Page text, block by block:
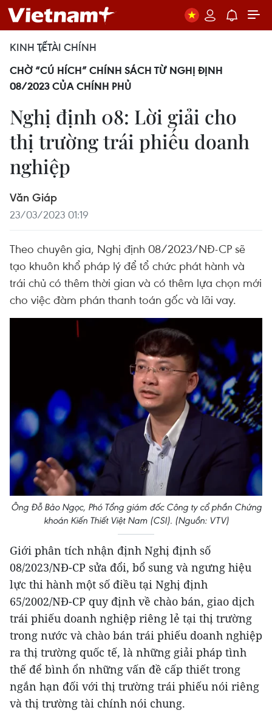
KINH TẾTÀI CHÍNH
CHỜ “CÚ HÍCH” CHÍNH SÁCH TỪ NGHỊ ĐỊNH
08/2023 CỦA CHÍNH PHỦ
Nghị định 08: Lời giải cho
thị trường trái phiếu doanh
nghiệp
Văn Giáp
23/03/2023 01:19
Theo chuyên gia, Nghị định 08/2023/NĐ-CP sẽ
tạo khuôn khổ pháp lý để tổ chức phát hành và
trái chủ có thêm thời gian và có thêm lựa chọn mới
cho việc đàm phán thanh toán gốc và lãi vay.
Ông Đỗ Bảo Ngọc, Phó Tổng giám đốc Công ty cổ phần Chứng
khoán Kiến Thiết Việt Nam (CSI). (Nguồn: VTV)
Giới phân tích nhận định Nghị định số
08/2023/NĐ-CP sửa đổi, bổ sung và ngưng hiệu
lực thi hành một số điều tại Nghị định
65/2002/NĐ-CP quy định về chào bán, giao dịch
trái phiếu doanh nghiệp riêng lẻ tại thị trường
trong nước và chào bán trái phiếu doanh nghiệp
ra thị trường quốc tế, là những giải pháp tình
thế để bình ổn những vấn đề cấp thiết trong
ngắn hạn đối với thị trường trái phiếu nói riêng
và thị trường tài chính nói chung.